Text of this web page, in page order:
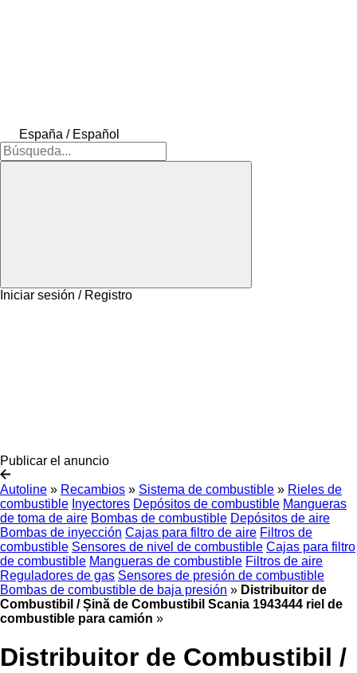
España / Español
Iniciar sesión / Registro
Publicar el anuncio
Autoline » Recambios » Sistema de combustible » Rieles de
combustible Inyectores Depósitos de combustible Mangueras
de toma de aire Bombas de combustible Depósitos de aire
Bombas de inyección Cajas para filtro de aire Filtros de
combustible Sensores de nivel de combustible Cajas para filtro
de combustible Mangueras de combustible Filtros de aire
Reguladores de gas Sensores de presión de combustible
Bombas de combustible de baja presión » Distribuitor de
Combustibil / Șină de Combustibil Scania 1943444 riel de
combustible para camión »
Distribuitor de Combustibil /